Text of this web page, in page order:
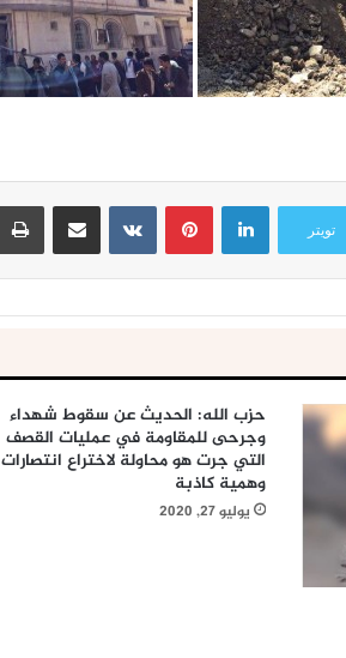
تويتر
لينكدإنبينتيريست مشاركة عبر البريد
حزب الله: الحديث عن سقوط شهداء
وجرحى للمقاومة في عمليات القصف
التي جرت هو محاولة لاختراع انتصارات
وهمية كاذبة
يوليو 27, 2020